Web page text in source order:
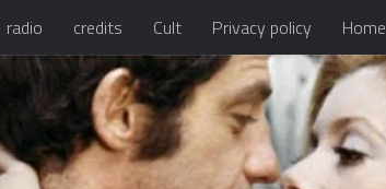
radio credits Cult Privacy policy Home